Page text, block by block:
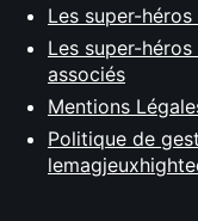
Les super-
Les super-
associés
Mentions
Politique de